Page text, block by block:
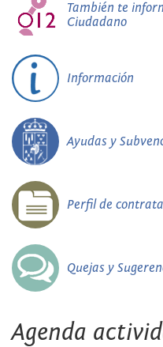
También te
Ciudadano
Información
Ayudas y
Perfil de
Quejas y
Agenda